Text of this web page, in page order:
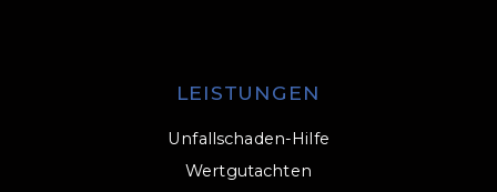
LEISTUNGEN
Unfallschaden-Hilfe
Wertgutachten